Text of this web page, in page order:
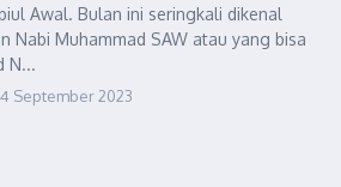
Awal. Bulan ini seringkali dikenal
Nabi Muhammad SAW atau yang bisa
N...
September 2023